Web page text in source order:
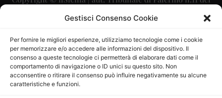
Gestisci Consenso Cookie
Per fornire le migliori esperienze, utilizziamo tecnologie come i cookie
per memorizzare e/o accedere alle informazioni del dispositivo. Il
consenso a queste tecnologie ci permetterà di elaborare dati come il
comportamento di navigazione o ID unici su questo sito. Non
acconsentire o ritirare il consenso può influire negativamente su alcune
caratteristiche e funzioni.
29/09/2015
Direttore Editoriale: Maurizio Scaglione
Direttore Responsabile: Maria Calabrese